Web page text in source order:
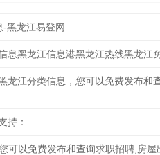
黑龙江易登网
息黑龙江信息港黑龙江热线黑龙江
龙江分类信息，您可以免费发布和
持：
以免费发布和查询求职招聘,房屋